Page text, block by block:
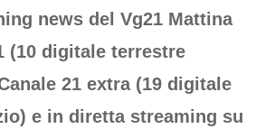
news del Vg21 Mattina
(10 digitale terrestre
21 extra (19 digitale
e in diretta streaming su